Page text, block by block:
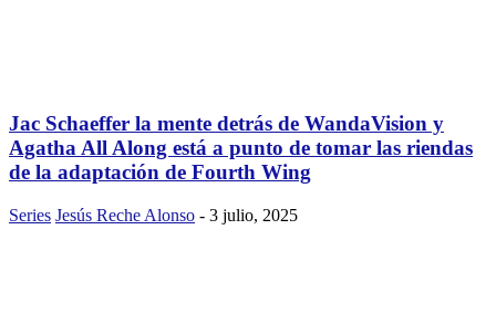
Jac Schaeffer la mente detrás de WandaVision y
Agatha All Along está a punto de tomar las riendas
de la adaptación de Fourth Wing
Series Jesús Reche Alonso - 3 julio, 2025